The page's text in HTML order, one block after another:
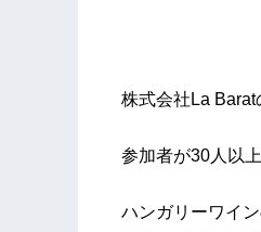
株式会社La Barat
参加者が30人以
ハンガリーワイ